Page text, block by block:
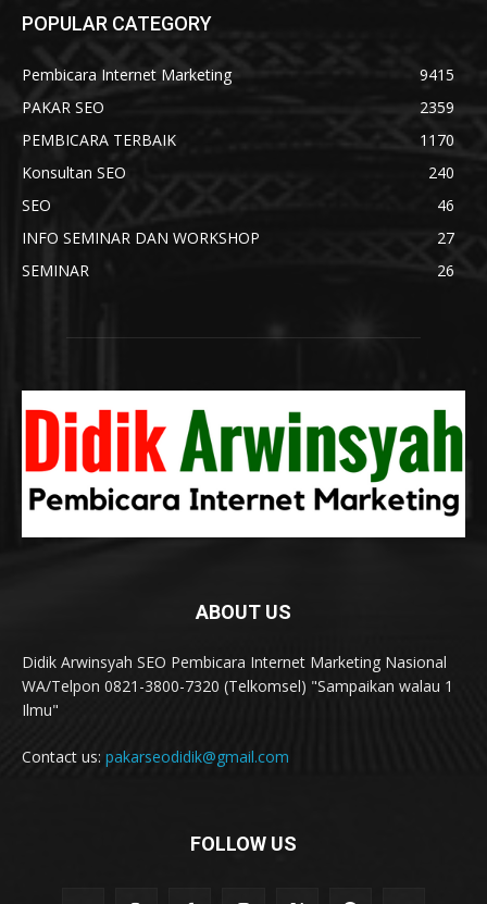
POPULAR CATEGORY
Pembicara Internet Marketing
9415
PAKAR SEO
2359
PEMBICARA TERBAIK
1170
Konsultan SEO
240
SEO
46
INFO SEMINAR DAN WORKSHOP
27
SEMINAR
26
ABOUT US
Didik Arwinsyah SEO Pembicara Internet Marketing Nasional
WA/Telpon 0821-3800-7320 (Telkomsel) "Sampaikan walau 1
Ilmu"
Contact us: pakarseodidik@gmail.com
FOLLOW US